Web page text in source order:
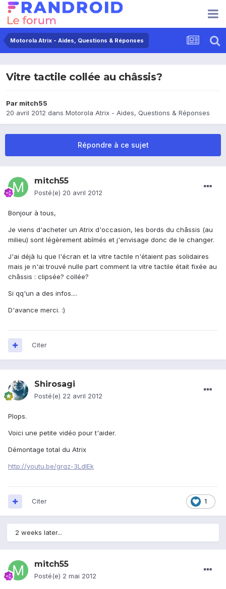
Motorola Atrix - Aides, Questions & Réponses
Vitre tactile collée au châssis?
Par mitch55
20 avril 2012 dans Motorola Atrix - Aides, Questions & Réponses
Répondre à ce sujet
mitch55
Posté(e) 20 avril 2012
Bonjour à tous,
Je viens d'acheter un Atrix d'occasion, les bords du châssis (au
milieu) sont légèrement abîmés et j'envisage donc de le changer.
J'ai déjà lu que l'écran et la vitre tactile n'étaient pas solidaires
mais je n'ai trouvé nulle part comment la vitre tactile était fixée au
châssis : clipsée? collée?
Si qq'un a des infos....
D'avance merci. :)
Citer
Shirosagi
Posté(e) 22 avril 2012
Plops.
Voici une petite vidéo pour t'aider.
Démontage total du Atrix
http://youtu.be/grqz-3LdIEk
1
Citer
2 weeks later...
mitch55
Posté(e) 2 mai 2012